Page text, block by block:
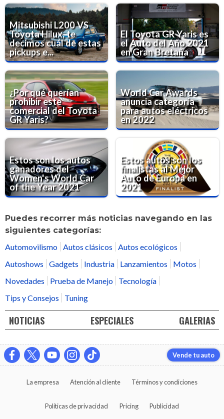
Mitsubishi L200 VS
Toyota Hilux, te
decimos cuál de estas
pickups e...
El Toyota GR Yaris es
el Auto del Año 2021
en Gran Bretaña
¿Por qué querían
prohibir este
comercial del Toyota
GR Yaris?
World Car Awards
anuncia categoría
para autos eléctricos
en 2022
Estos son los autos
ganadores del
Women's World Car
of the Year 2021
Estos autos son los
finalistas al Mejor
Auto de Europa en
2021
Puedes recorrer más noticias navegando en las
siguientes categorías:
Automovilismo Autos clásicos
Autos ecológicos
Autoshows
Gadgets Industria Lanzamientos
Motos
Novedades
Prueba de Manejo
Tecnología
Tips y Consejos
Tuning
NOTICIAS ESPECIALES GALERIAS
Vende tu auto
La empresa Atención al cliente Términos y condiciones
Políticas de privacidad Pricing Publicidad